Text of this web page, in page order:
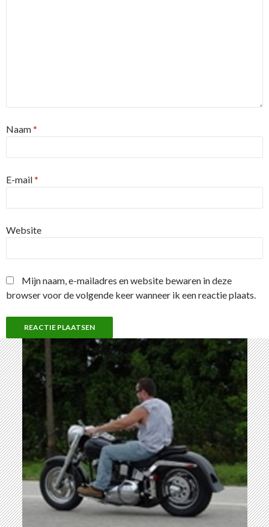
Naam*
E-mail*
Website
Mijn naam, e-mailadres en website bewaren in deze
browser voor de volgende keer wanneer ik een reactie plaats.